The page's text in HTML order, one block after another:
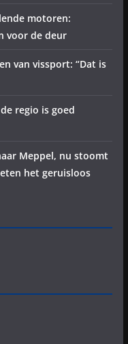
motoren:
voor de deur
van vissport: “Dat is
regio is goed
Meppel, nu stoomt
het geruisloos